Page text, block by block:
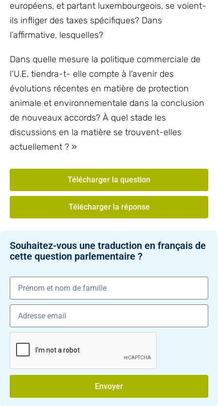
européens, et partant luxembourgeois, se voient-
ils infliger des taxes spécifiques? Dans
l’affirmative, lesquelles?
Dans quelle mesure la politique commerciale de
l’U.E. tiendra-t- elle compte à l’avenir des
évolutions récentes en matière de protection
animale et environnementale dans la conclusion
de nouveaux accords? À quel stade les
discussions en la matière se trouvent-elles
actuellement ? »
Télécharger la question
Télécharger la réponse
Souhaitez-vous une traduction en français de
cette question parlementaire ?
Envoyer